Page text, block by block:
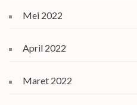
Mei 2022
April 2022
Maret 2022